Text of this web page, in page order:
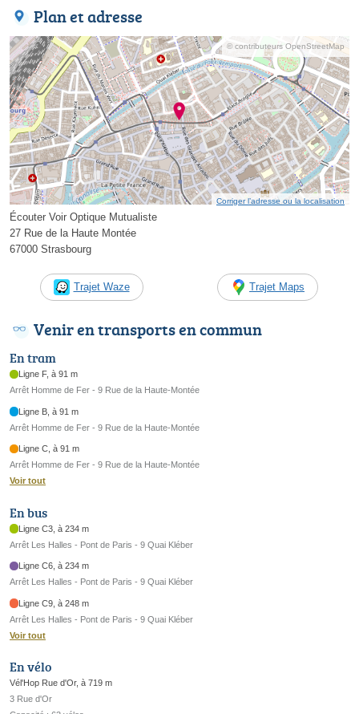
Plan et adresse
© contributeurs OpenStreetMap
Corriger l’adresse ou la localisation
Écouter Voir Optique Mutualiste
27 Rue de la Haute Montée
67000 Strasbourg
Trajet Waze Trajet Maps
Venir en transports en commun
En tram
Ligne F, à 91 m
Arrêt Homme de Fer - 9 Rue de la Haute-Montée
Ligne B, à 91 m
Arrêt Homme de Fer - 9 Rue de la Haute-Montée
Ligne C, à 91 m
Arrêt Homme de Fer - 9 Rue de la Haute-Montée
Voir tout
En bus
Ligne C3, à 234 m
Arrêt Les Halles - Pont de Paris - 9 Quai Kléber
Ligne C6, à 234 m
Arrêt Les Halles - Pont de Paris - 9 Quai Kléber
Ligne C9, à 248 m
Arrêt Les Halles - Pont de Paris - 9 Quai Kléber
Voir tout
En vélo
Vél'Hop Rue d'Or, à 719 m
3 Rue d'Or